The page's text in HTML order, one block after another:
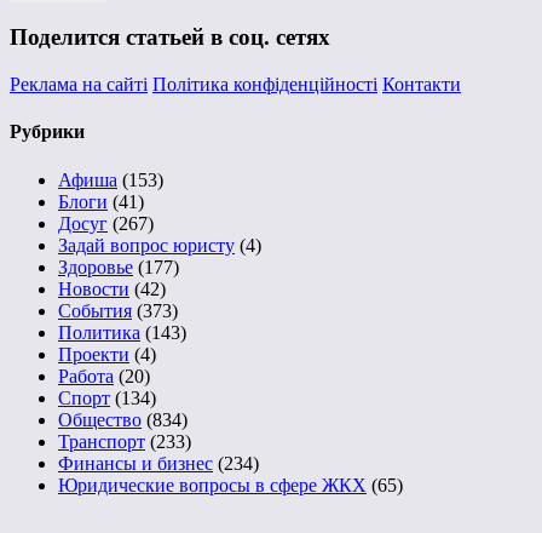
Поделится статьей в соц. сетях
Реклама на сайті Політика конфіденційності Контакти
Рубрики
Афиша (153)
Блоги (41)
Досуг (267)
Задай вопрос юристу (4)
Здоровье (177)
Новости (42)
События (373)
Политика (143)
Проекти (4)
Работа (20)
Спорт (134)
Общество (834)
Транспорт (233)
Финансы и бизнес (234)
Юридические вопросы в сфере ЖКХ (65)